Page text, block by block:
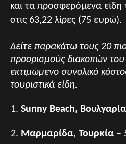
και τα προσφερόμενα είδη
στις 63,22 λίρες (75 ευρώ).
Δείτε παρακάτω τους 20
προορισμούς διακοπών
εκτιμώμενο συνολικό
τουριστικά είδη.
Sunny Beach, Βουλγαρία
Μαρμαρίδα, Τουρκία –